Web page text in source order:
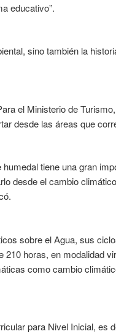
educativo”.
sino también la
el Ministerio de
desde las áreas que
tiene una gran
desde el cambio
sobre el Agua, sus
horas, en modalidad
como cambio
para Nivel Inicial, es